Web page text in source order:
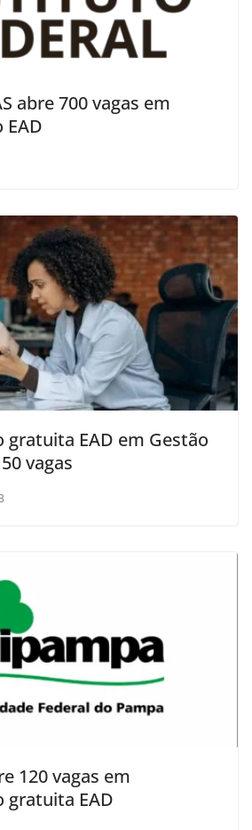
abre 700 vagas em
gratuita EAD em Gestão
vagas
120 vagas em
gratuita EAD